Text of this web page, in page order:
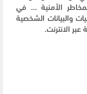
الأمنية ... في
والبيانات الشخصية
الانترنت.